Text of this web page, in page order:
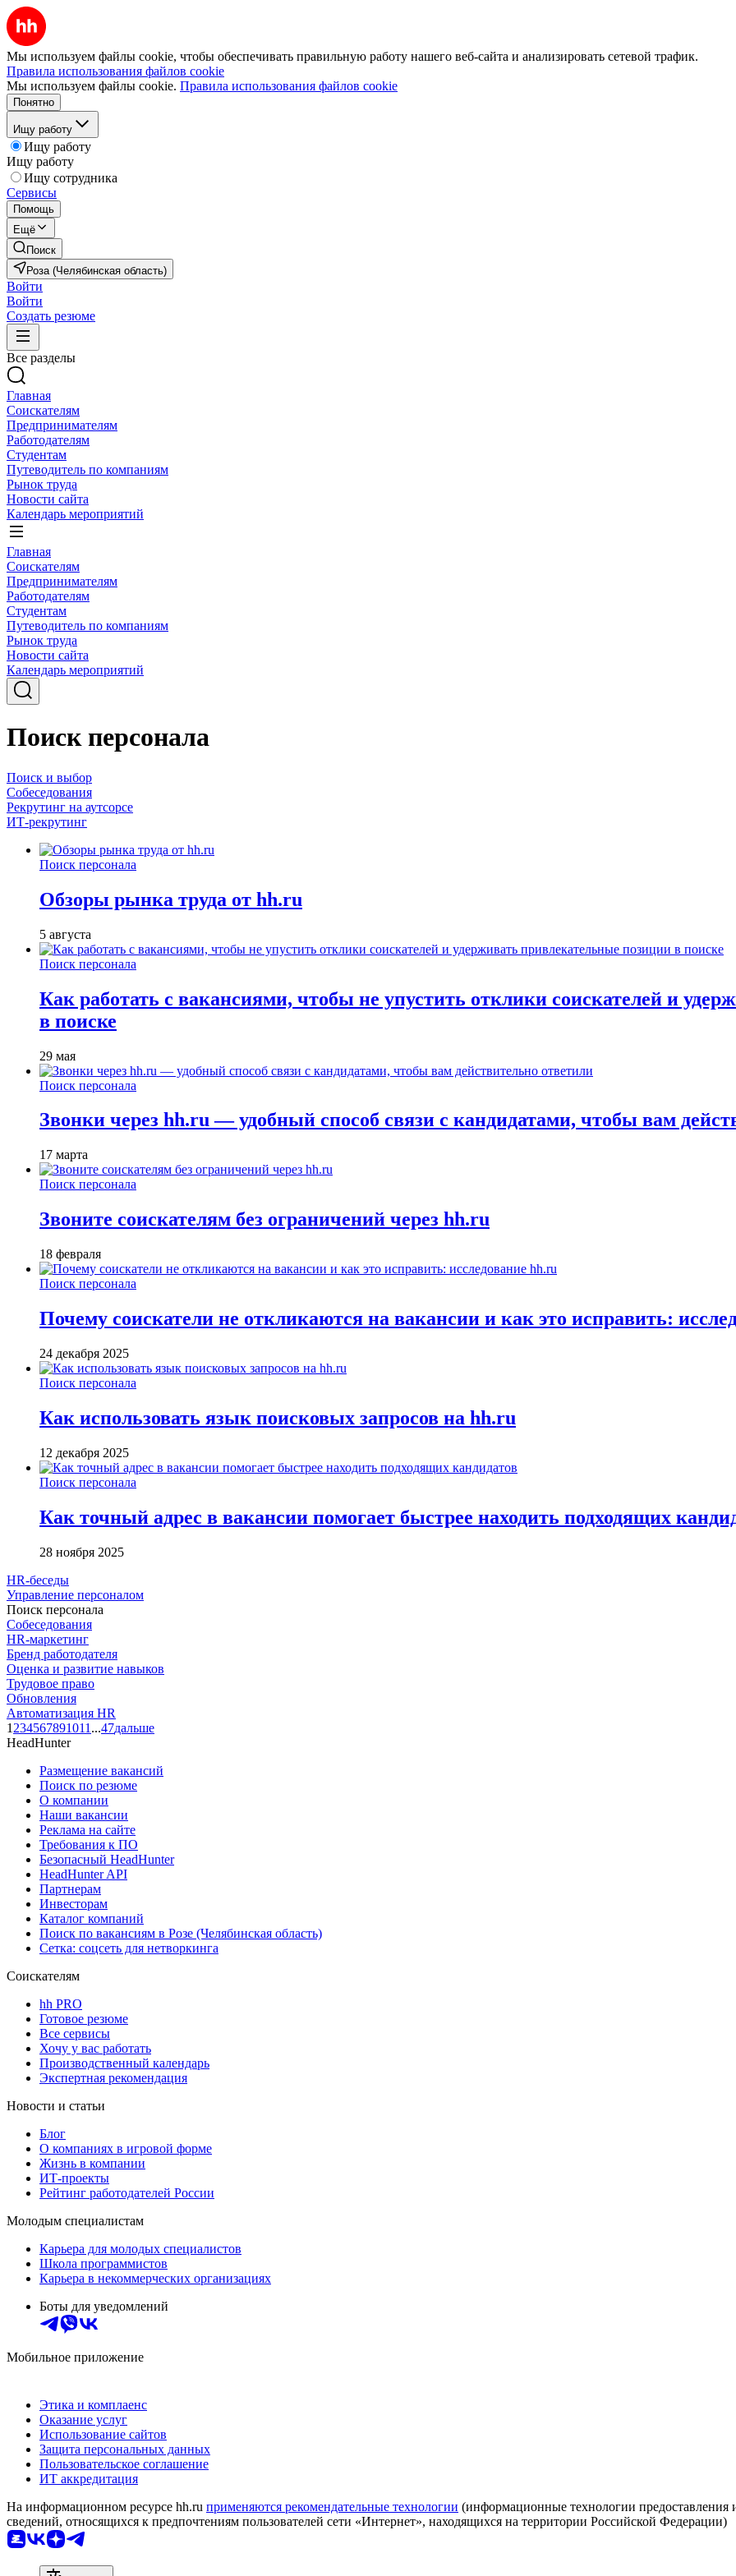
Мы используем файлы cookie, чтобы обеспечивать правильную работу нашего веб-сайта и анализировать сетевой трафик.
Правила использования файлов cookie
Мы используем файлы cookie. Правила использования файлов cookie
Понятно
Ищу работу
Ищу работу
Ищу работу
Ищу сотрудника
Сервисы
Помощь
Ещё
Поиск
Роза (Челябинская область)
Войти
Войти
Создать резюме
Все разделы
Главная
Соискателям
Предпринимателям
Работодателям
Студентам
Путеводитель по компаниям
Рынок труда
Новости сайта
Календарь мероприятий
Главная
Соискателям
Предпринимателям
Работодателям
Студентам
Путеводитель по компаниям
Рынок труда
Новости сайта
Календарь мероприятий
Поиск персонала
Поиск и выбор
Собеседования
Рекрутинг на аутсорсе
ИТ-рекрутинг
Поиск персонала
Обзоры рынка труда от hh.ru
5 августа
Поиск персонала
Как работать с вакансиями, чтобы не упустить отклики соискателей и
в поиске
29 мая
Поиск персонала
Звонки через hh.ru — удобный способ связи с кандидатами, чтобы вам
17 марта
Поиск персонала
Звоните соискателям без ограничений через hh.ru
18 февраля
Поиск персонала
Почему соискатели не откликаются на вакансии и как это исправить:
24 декабря 2025
Поиск персонала
Как использовать язык поисковых запросов на hh.ru
12 декабря 2025
Поиск персонала
Как точный адрес в вакансии помогает быстрее находить подходящих
28 ноября 2025
HR-беседы
Управление персоналом
Поиск персонала
Собеседования
HR-маркетинг
Бренд работодателя
Оценка и развитие навыков
Трудовое право
Обновления
Автоматизация HR
1 234567891011 ...47дальше
HeadHunter
Размещение вакансий
Поиск по резюме
О компании
Наши вакансии
Реклама на сайте
Требования к ПО
Безопасный HeadHunter
HeadHunter API
Партнерам
Инвесторам
Каталог компаний
Поиск по вакансиям в Розе (Челябинская область)
Сетка: соцсеть для нетворкинга
Соискателям
hh PRO
Готовое резюме
Все сервисы
Хочу у вас работать
Производственный календарь
Экспертная рекомендация
Новости и статьи
Блог
О компаниях в игровой форме
Жизнь в компании
ИТ-проекты
Рейтинг работодателей России
Молодым специалистам
Карьера для молодых специалистов
Школа программистов
Карьера в некоммерческих организациях
Боты для уведомлений
Мобильное приложение
Этика и комплаенс
Оказание услуг
Использование сайтов
Защита персональных данных
Пользовательское соглашение
ИТ аккредитация
На информационном ресурсе hh.ru применяются рекомендательные технологии (информационные технологии предоставления
сведений, относящихся к предпочтениям пользователей сети «Интернет», находящихся на территории Российской Федерации)